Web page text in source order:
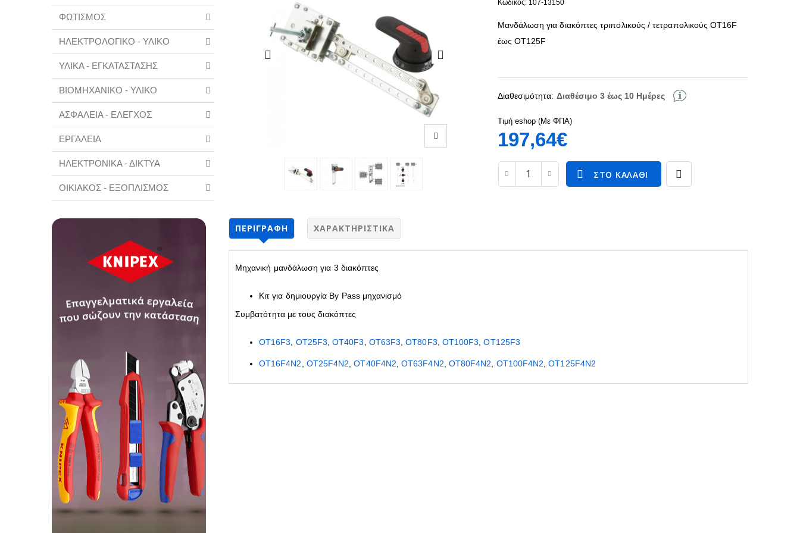
ΦΩΤΙΣΜΟΣ
ΗΛΕΚΤΡΟΛΟΓΙΚΟ - ΥΛΙΚΟ
ΥΛΙΚΑ - ΕΓΚΑΤΑΣΤΑΣΗΣ
ΒΙΟΜΗΧΑΝΙΚΟ - ΥΛΙΚΟ
ΑΣΦΑΛΕΙΑ - ΕΛΕΓΧΟΣ
ΕΡΓΑΛΕΙΑ
ΗΛΕΚΤΡΟΝΙΚΑ - ΔΙΚΤΥΑ
ΟΙΚΙΑΚΟΣ - ΕΞΟΠΛΙΣΜΟΣ
Κωδικός: 107-13150
Μανδάλωση για διακόπτες τριπολικούς / τετραπολικούς ΟΤ16F
έως ΟΤ125F
Διαθεσιμότητα: Διαθέσιμο 3 έως 10 Ημέρες
Τιμή eshop (Με ΦΠΑ)
197,64€
ΣΤΟ ΚΑΛΆΘΙ
ΠΕΡΙΓΡΑΦΉ ΧΑΡΑΚΤΗΡΙΣΤΙΚΆ
Μηχανική μανδάλωση για 3 διακόπτες
Κιτ για δημιουργία By Pass μηχανισμό
Συμβατότητα με τους διακόπτες
ΟT16F3 ΟT25F3 ,ΟT40F3 ΟT63F3 ,ΟT80F3 ΟT100F3 ,OT125F3
ΟT16F4N2 ΟT25F4N2 ,ΟT40F4N2 ,ΟT63F4N2 ΟT80F4N2 ΟΤ100F4N2 ,ΟΤ125F4N2